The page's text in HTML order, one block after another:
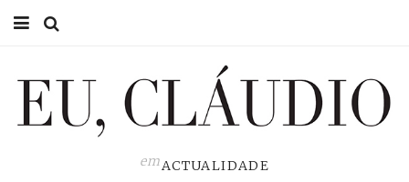
EU CLÁUDIO
emACTUALIDADE